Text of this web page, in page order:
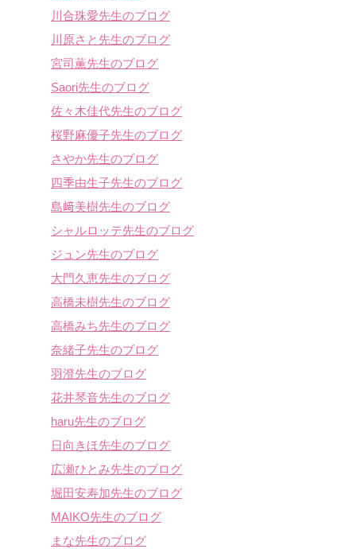
川合珠愛先生のブログ
川原さと先生のブログ
宮司薫先生のブログ
Saori先生のブログ
佐々木佳代先生のブログ
桜野麻優子先生のブログ
さやか先生のブログ
四季由生子先生のブログ
島﨑美樹先生のブログ
シャルロッテ先生のブログ
ジュン先生のブログ
大門久恵先生のブログ
高橋未樹先生のブログ
高橋みち先生のブログ
奈緒子先生のブログ
羽澄先生のブログ
花井琴音先生のブログ
haru先生のブログ
日向きほ先生のブログ
広瀬ひとみ先生のブログ
堀田安寿加先生のブログ
MAIKO先生のブログ
まな先生のブログ